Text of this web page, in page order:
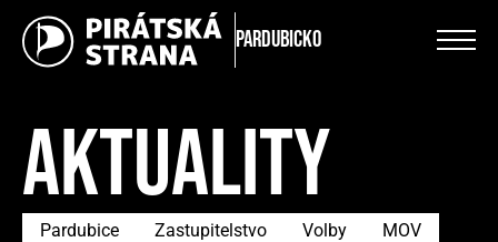
Pardubicko
AKTUALITY
Pardubice Zastupitelstvo Volby
MOV